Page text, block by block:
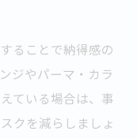
ることで納得感の
ジやパーマ・カラ
ている場合は、事
クを減らしましょ